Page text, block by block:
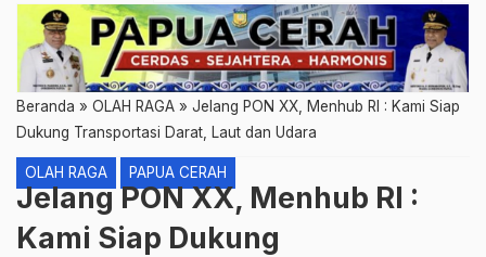
Beranda » OLAH RAGA » Jelang PON XX, Menhub RI : Kami Siap
Dukung Transportasi Darat, Laut dan Udara
OLAH RAGA PAPUA CERAH
Jelang PON XX, Menhub RI :
Kami Siap Dukung